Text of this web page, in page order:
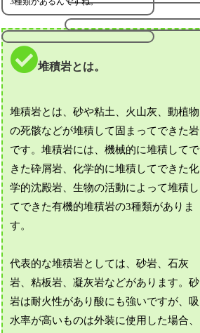
堆積岩とは。
堆積岩とは、砂や粘土、火山灰、動植物
の死骸などが堆積して固まってできた岩
です。堆積岩には、機械的に堆積してで
きた砕屑岩、化学的に堆積してできた化
学的沈殿岩、生物の活動によって堆積し
てできた有機的堆積岩の3種類がありま
す。
代表的な堆積岩としては、砂岩、石灰
岩、粘板岩、凝灰岩などがあります。砂
岩は耐火性があり酸にも強いですが、吸
水率が高いものは外装に使用した場合、